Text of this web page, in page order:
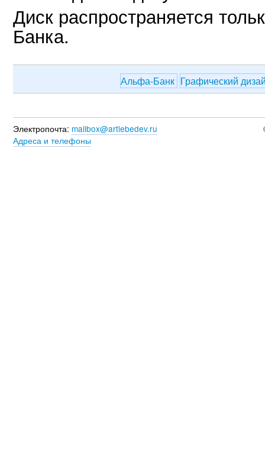
Диск распространяется
Банка.
Альфа-Банк Графический
Электропочта: mailbox@artlebedev.ru
Адреса и телефоны